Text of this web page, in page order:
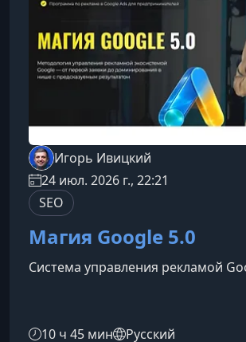
Игорь Ивицкий
24 июл. 2026 г., 22:21
SEO
Магия Google 5.0
Система управления рекламой
10 ч 45 мин Русский